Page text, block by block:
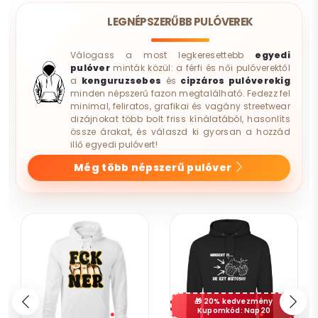
LEGNÉPSZERŰBB PULÓVEREK
Válogass a most legkeresettebb egyedi
pulóverminták közül: a férfi és női pulóverektől
a kenguruzsebes és cipzáros pulóverekig
minden népszerű fazon megtalálható. Fedezz fel
minimal, feliratos, grafikai és vagány streetwear
dizájnokat több bolt friss kínálatából, hasonlíts
össze árakat, és válaszd ki gyorsan a hozzád
illő egyedi pulóvert!
Még több népszerű pulóver
20% kedvezmény
Kupomkód: Nap20